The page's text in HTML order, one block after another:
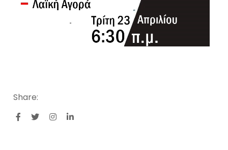
Share: